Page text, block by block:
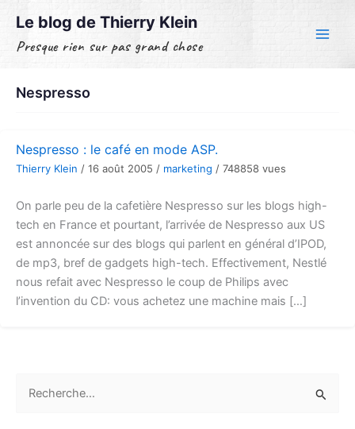
contenu
Le blog de Thierry Klein
Presque rien sur pas grand chose
Nespresso
Nespresso : le café en mode ASP.
Thierry Klein / 16 août 2005 / marketing / 748858 vues
On parle peu de la cafetière Nespresso sur les blogs high-
tech en France et pourtant, l’arrivée de Nespresso aux US
est annoncée sur des blogs qui parlent en général d’IPOD,
de mp3, bref de gadgets high-tech. Effectivement, Nestlé
nous refait avec Nespresso le coup de Philips avec
l’invention du CD: vous achetez une machine mais […]